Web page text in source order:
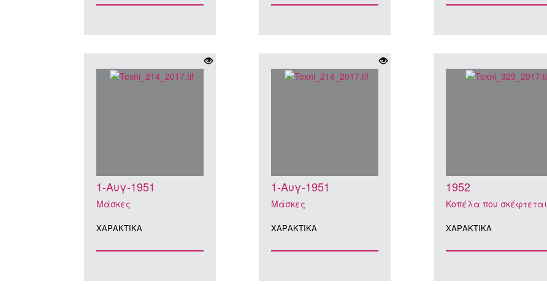
1-Αυγ-1951
Μάσκες
ΧΑΡΑΚΤΙΚA
1-Αυγ-1951
Μάσκες
ΧΑΡΑΚΤΙΚA
1952
Κοπέλα που σκέφτεται
ΧΑΡΑΚΤΙΚA